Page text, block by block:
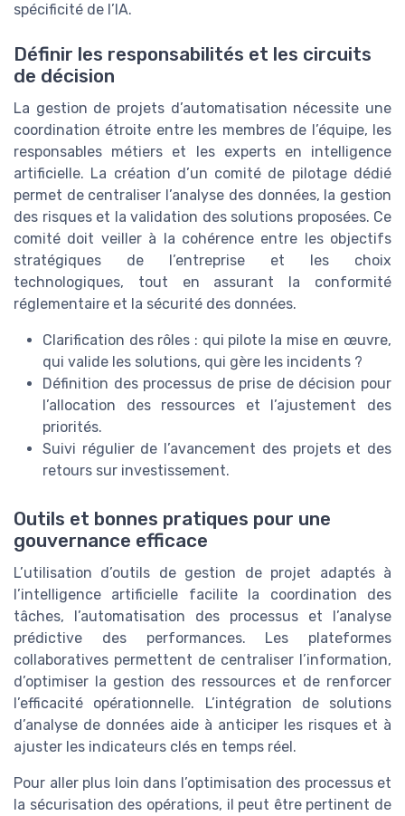
spécificité de l’IA.
Définir les responsabilités et les circuits
de décision
La gestion de projets d’automatisation nécessite une
coordination étroite entre les membres de l’équipe, les
responsables métiers et les experts en intelligence
artificielle. La création d’un comité de pilotage dédié
permet de centraliser l’analyse des données, la gestion
des risques et la validation des solutions proposées. Ce
comité doit veiller à la cohérence entre les objectifs
stratégiques de l’entreprise et les choix
technologiques, tout en assurant la conformité
réglementaire et la sécurité des données.
Clarification des rôles : qui pilote la mise en œuvre,
qui valide les solutions, qui gère les incidents ?
Définition des processus de prise de décision pour
l’allocation des ressources et l’ajustement des
priorités.
Suivi régulier de l’avancement des projets et des
retours sur investissement.
Outils et bonnes pratiques pour une
gouvernance efficace
L’utilisation d’outils de gestion de projet adaptés à
l’intelligence artificielle facilite la coordination des
tâches, l’automatisation des processus et l’analyse
prédictive des performances. Les plateformes
collaboratives permettent de centraliser l’information,
d’optimiser la gestion des ressources et de renforcer
l’efficacité opérationnelle. L’intégration de solutions
d’analyse de données aide à anticiper les risques et à
ajuster les indicateurs clés en temps réel.
Pour aller plus loin dans l’optimisation des processus et
la sécurisation des opérations, il peut être pertinent de